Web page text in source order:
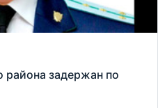
района задержан по